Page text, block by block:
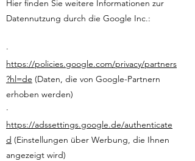
Hier finden Sie weitere Informationen zur
Datennutzung durch die Google Inc.:
·
https://policies.google.com/privacy/partners
?hl=de (Daten, die von Google-Partnern
erhoben werden)
·
https://adssettings.google.de/authenticate
d (Einstellungen über Werbung, die Ihnen
angezeigt wird)